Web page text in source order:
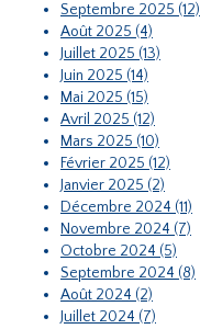
Septembre 2025 (12)
Août 2025 (4)
Juillet 2025 (13)
Juin 2025 (14)
Mai 2025 (15)
Avril 2025 (12)
Mars 2025 (10)
Février 2025 (12)
Janvier 2025 (2)
Décembre 2024 (11)
Novembre 2024 (7)
Octobre 2024 (5)
Septembre 2024 (8)
Août 2024 (2)
Juillet 2024 (7)